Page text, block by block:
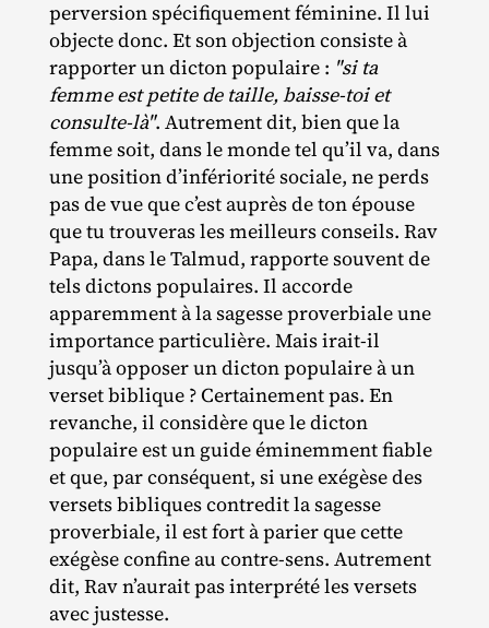
perversion spécifiquement féminine. Il lui
objecte donc. Et son objection consiste à
rapporter un dicton populaire : "si ta
femme est petite de taille, baisse-toi et
consulte-là". Autrement dit, bien que la
femme soit, dans le monde tel qu’il va, dans
une position d’infériorité sociale, ne perds
pas de vue que c’est auprès de ton épouse
que tu trouveras les meilleurs conseils. Rav
Papa, dans le Talmud, rapporte souvent de
tels dictons populaires. Il accorde
apparemment à la sagesse proverbiale une
importance particulière. Mais irait‐​il
jusqu’à opposer un dicton populaire à un
verset biblique ? Certainement pas. En
revanche, il considère que le dicton
populaire est un guide éminemment fiable
et que, par conséquent, si une exégèse des
versets bibliques contredit la sagesse
proverbiale, il est fort à parier que cette
exégèse confine au contre‐​sens. Autrement
dit, Rav n’aurait pas interprété les versets
avec justesse.